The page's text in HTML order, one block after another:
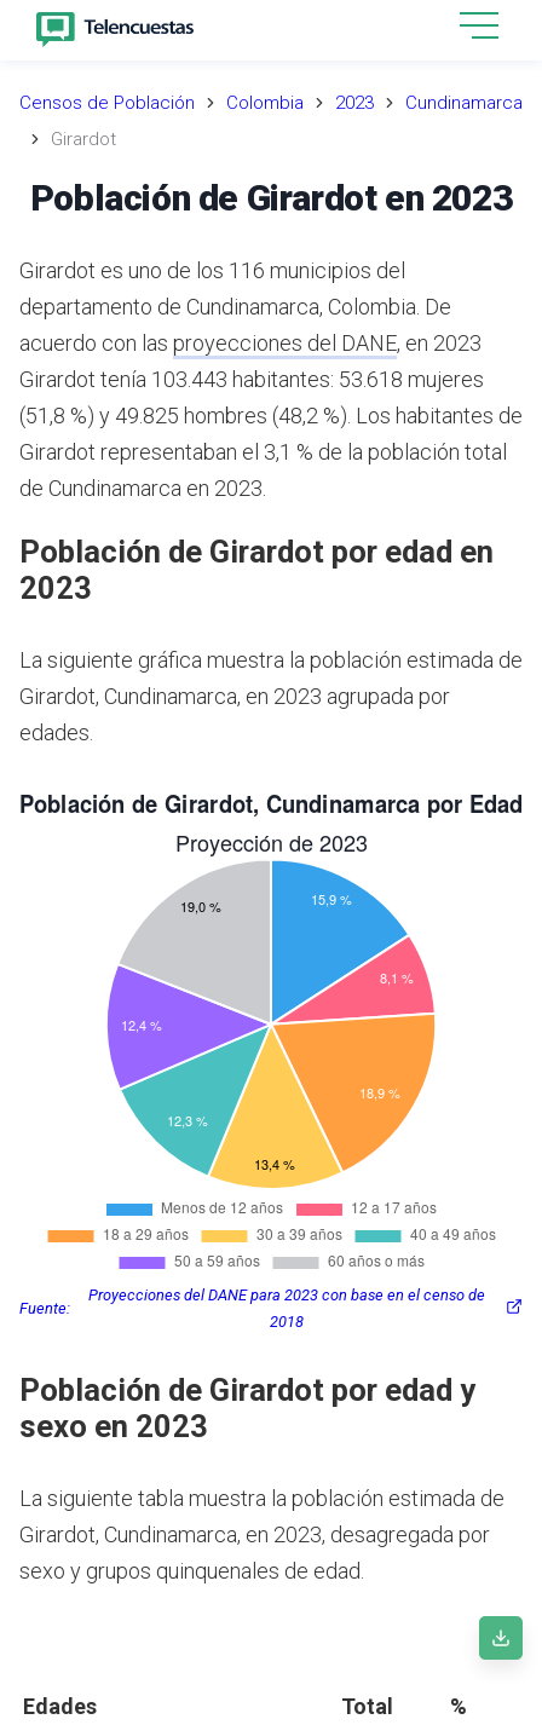
Censos de Población Colombia 2023
Cundinamarca
Girardot
Población de Girardot en 2023
Girardot es uno de los 116 municipios del
departamento de Cundinamarca, Colombia. De
acuerdo con las proyecciones del DANE, en 2023
Girardot tenía 103.443 habitantes: 53.618 mujeres
(51,8 %) y 49.825 hombres (48,2 %). Los habitantes de
Girardot representaban el 3,1 % de la población total
de Cundinamarca en 2023.
Población de Girardot por edad en
2023
La siguiente gráfica muestra la población estimada de
Girardot, Cundinamarca, en 2023 agrupada por
edades.
Fuente:
Proyecciones del DANE para 2023 con base en el censo de
2018
Población de Girardot por edad y
sexo en 2023
La siguiente tabla muestra la población estimada de
Girardot, Cundinamarca, en 2023, desagregada por
sexo y grupos quinquenales de edad.
Edades Total %